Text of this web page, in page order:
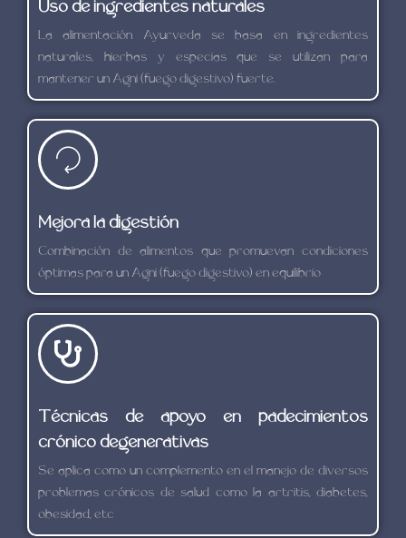
Uso de ingredientes naturales
La alimentación Ayurveda se basa en ingredientes
naturales, hierbas y especias que se utilizan para
mantener un Agni (fuego digestivo) fuerte.
Mejora la digestión
Combinación de alimentos que promuevan condiciones
óptimas para un Agni (fuego digestivo) en equilibrio
Técnicas de apoyo en padecimientos
crónico degenerativas
Se aplica como un complemento en el manejo de diversos
problemas crónicos de salud como la artritis, diabetes,
obesidad, etc